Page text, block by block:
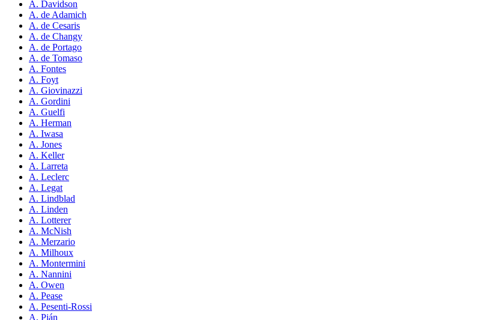
A. Davidson
A. de Adamich
A. de Cesaris
A. de Changy
A. de Portago
A. de Tomaso
A. Fontes
A. Foyt
A. Giovinazzi
A. Gordini
A. Guelfi
A. Herman
A. Iwasa
A. Jones
A. Keller
A. Larreta
A. Leclerc
A. Legat
A. Lindblad
A. Linden
A. Lotterer
A. McNish
A. Merzario
A. Milhoux
A. Montermini
A. Nannini
A. Owen
A. Pease
A. Pesenti-Rossi
A. Pián